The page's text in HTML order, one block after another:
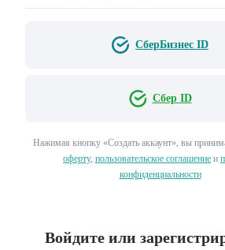
СберБизнес ID
Сбер ID
Нажимая кнопку «Создать аккаунт», вы
оферту, пользовательское соглашение и
конфиденциальности
Войдите или